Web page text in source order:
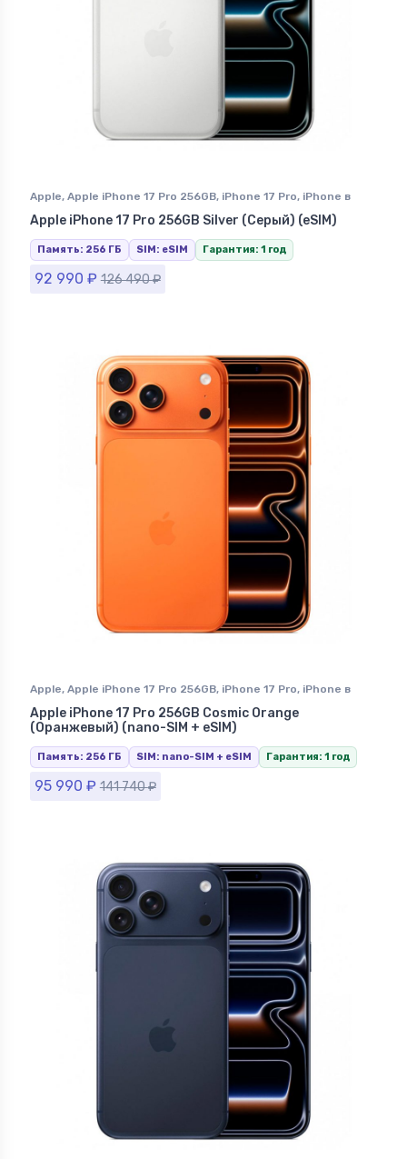
Apple, Apple iPhone 17 Pro 256GB, iPhone 17 Pro, iPhone в
Ставрополе
Apple iPhone 17 Pro 256GB Silver (Серый) (eSIM)
Память: 256 ГБ SIM: eSIM Гарантия: 1 год
92 990 ₽ 126 490₽
Apple, Apple iPhone 17 Pro 256GB, iPhone 17 Pro, iPhone в
Ставрополе
Apple iPhone 17 Pro 256GB Cosmic Orange
(Оранжевый) (nano-SIM + eSIM)
Память: 256 ГБ SIM: nano-SIM + eSIM Гарантия: 1 год
95 990 ₽ 141 740₽